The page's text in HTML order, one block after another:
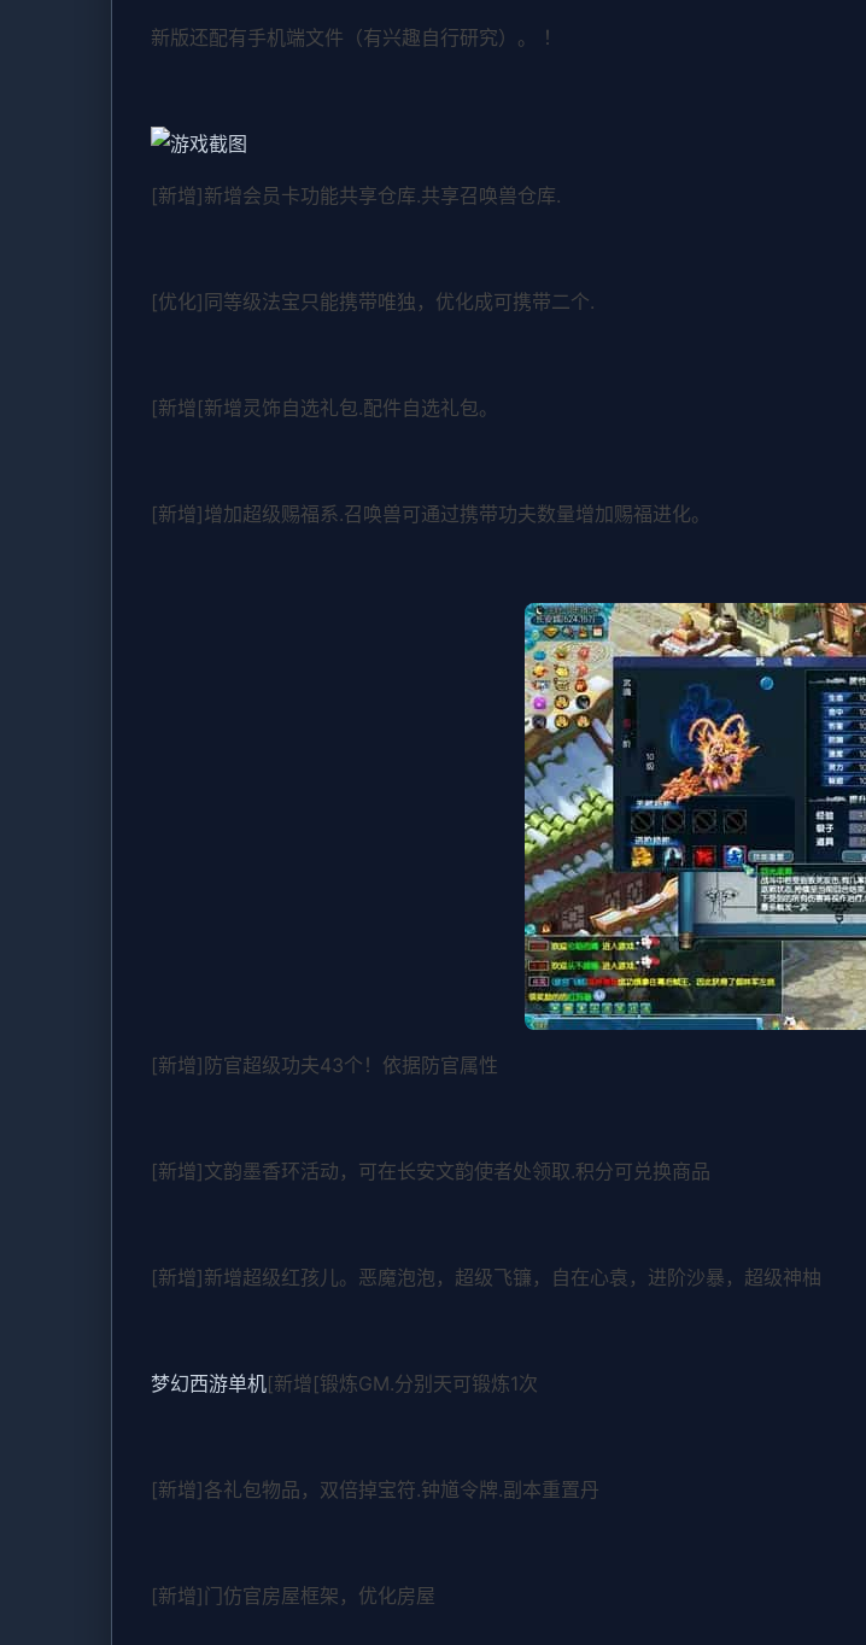
新版还配有手机端文件（有兴趣自行研究）。 ！
[新增]新增会员卡功能共享仓库.共享召唤兽仓库.
[优化]同等级法宝只能携带唯独，优化成可携带二个.
[新增[新增灵饰自选礼包.配件自选礼包。
[新增]增加超级赐福系.召唤兽可通过携带功夫数量增加赐福进化。
[新增]防官超级功夫43个！依据防官属性
[新增]文韵墨香环活动，可在长安文韵使者处领取.积分可兑换商品
[新增]新增超级红孩儿。恶魔泡泡，超级飞镰，自在心袁，进阶沙暴，超级神柚
梦幻西游单机[新增[锻炼GM.分别天可锻炼1次
[新增]各礼包物品，双倍掉宝符.钟馗令牌.副本重置丹
[新增]门仿官房屋框架，优化房屋